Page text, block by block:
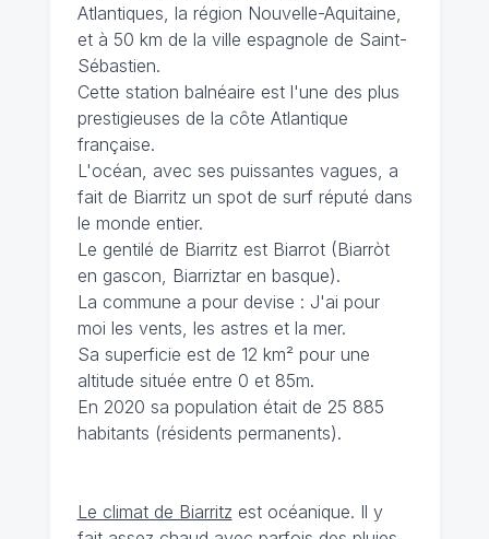
Atlantiques, la région Nouvelle-Aquitaine,
et à 50 km de la ville espagnole de Saint-
Sébastien.
Cette station balnéaire est l'une des plus
prestigieuses de la côte Atlantique
française.
L'océan, avec ses puissantes vagues, a
fait de Biarritz un spot de surf réputé dans
le monde entier.
Le gentilé de Biarritz est Biarrot (Biarròt
en gascon, Biarriztar en basque).
La commune a pour devise : J'ai pour
moi les vents, les astres et la mer.
Sa superficie est de 12 km² pour une
altitude située entre 0 et 85m.
En 2020 sa population était de 25 885
habitants (résidents permanents).
Le climat de Biarritz est océanique. Il y